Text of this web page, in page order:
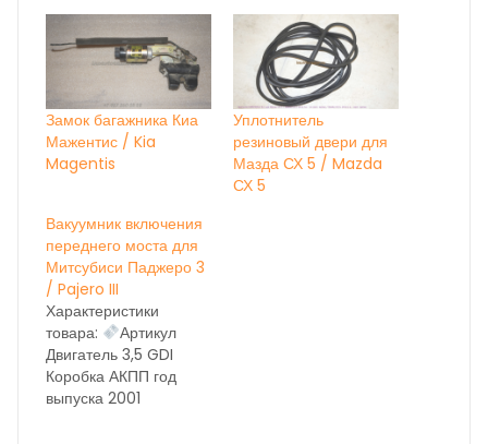
Замок багажника Киа
Мажентис / Kia
Magentis
Уплотнитель
резиновый двери для
Мазда СХ 5 / Mazda
СХ 5
Вакуумник включения
переднего моста для
Митсубиси Паджеро 3
/ Pajero III
Характеристики
товара:
Артикул
Двигатель 3,5 GDI
Коробка АКПП год
выпуска 2001